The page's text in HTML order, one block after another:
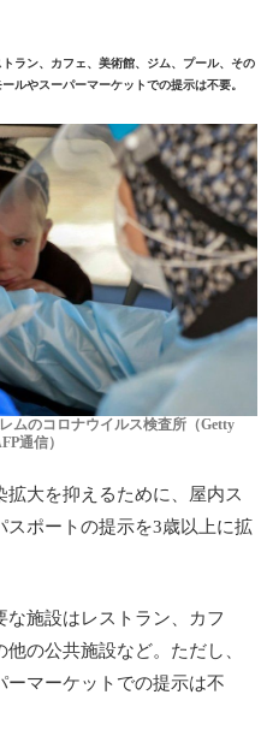
ラン、カフェ、美術館、ジム、プール、その
ルやスーパーマーケットでの提示は不要。
ムのコロナウイルス検査所（Getty
通信）
大を抑えるために、屋内ス
ポートの提示を3歳以上に拡
施設はレストラン、カフ
の公共施設など。ただし、
ーマーケットでの提示は不